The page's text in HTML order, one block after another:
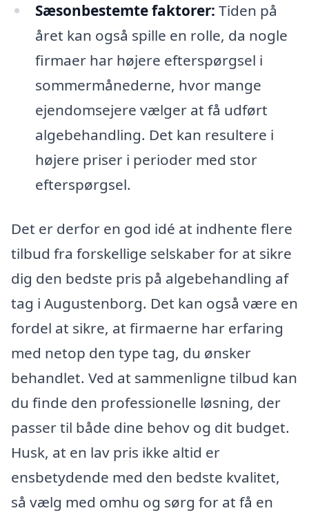
Sæsonbestemte faktorer: Tiden på
året kan også spille en rolle, da nogle
firmaer har højere efterspørgsel i
sommermånederne, hvor mange
ejendomsejere vælger at få udført
algebehandling. Det kan resultere i
højere priser i perioder med stor
efterspørgsel.
Det er derfor en god idé at indhente flere
tilbud fra forskellige selskaber for at sikre
dig den bedste pris på algebehandling af
tag i Augustenborg. Det kan også være en
fordel at sikre, at firmaerne har erfaring
med netop den type tag, du ønsker
behandlet. Ved at sammenligne tilbud kan
du finde den professionelle løsning, der
passer til både dine behov og dit budget.
Husk, at en lav pris ikke altid er
ensbetydende med den bedste kvalitet,
så vælg med omhu og sørg for at få en